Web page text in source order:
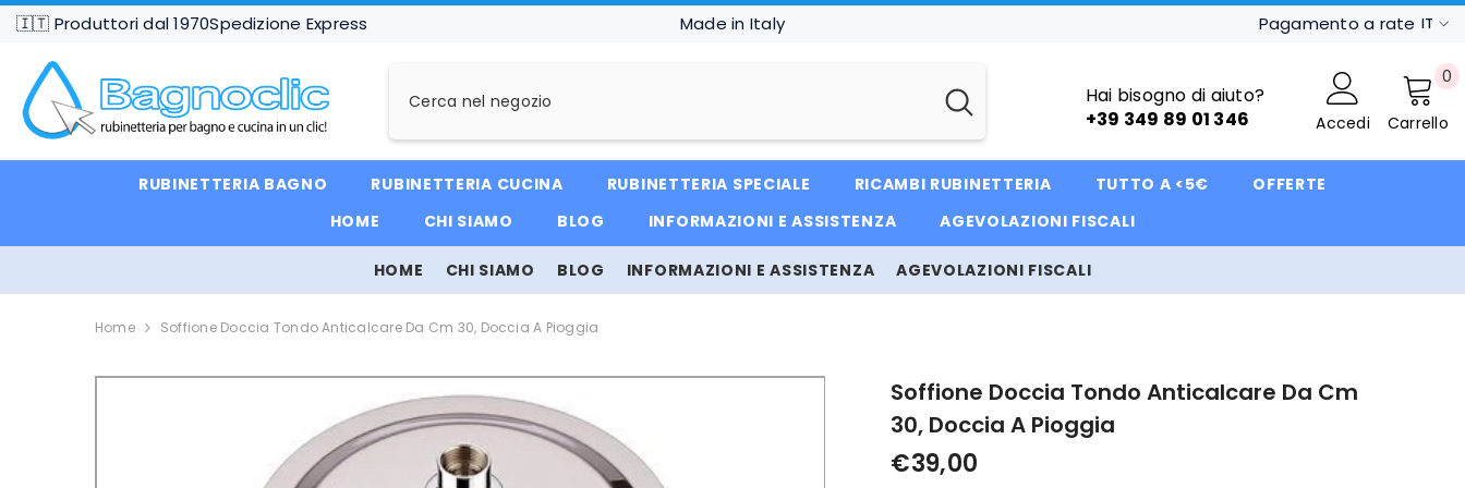
🇮🇹 Produttori dal 1970Spedizione Express Made in Italy Pagamento a rate IT
DE
Hai bisogno di aiuto?
+39 349 89 01 346
Accedi Carrello
00
RUBINETTERIA BAGNO RUBINETTERIA CUCINA RUBINETTERIA SPECIALE RICAMBI RUBINETTERIA TUTTO A <5€
OFFERTE
HOME
CHI SIAMO BLOG INFORMAZIONI E ASSISTENZA AGEVOLAZIONI FISCALI
HOME CHI SIAMO BLOG INFORMAZIONI E ASSISTENZA AGEVOLAZIONI FISCALI
Home Soffione Doccia Tondo Anticalcare Da Cm 30, Doccia A Pioggia
Soffione Doccia Tondo Anticalcare Da Cm
30, Doccia A Pioggia
€39,00